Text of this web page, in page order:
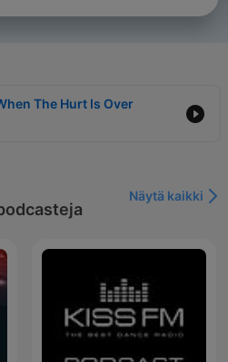
The Hurt Is Over
Näytä kaikki